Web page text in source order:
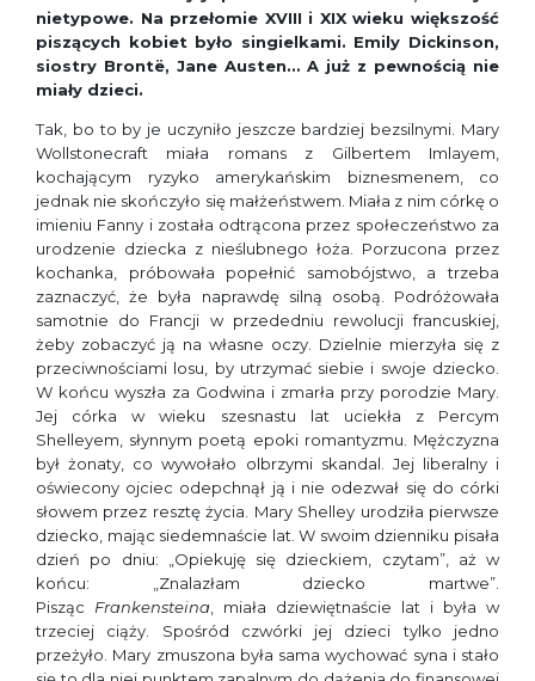
nietypowe. Na przełomie XVIII i XIX wieku większość
piszących kobiet było singielkami. Emily Dickinson,
siostry Brontë, Jane Austen… A już z pewnością nie
miały dzieci.
Tak, bo to by je uczyniło jeszcze bardziej bezsilnymi. Mary
Wollstonecraft miała romans z Gilbertem Imlayem,
kochającym ryzyko amerykańskim biznesmenem, co
jednak nie skończyło się małżeństwem. Miała z nim córkę o
imieniu Fanny i została odtrącona przez społeczeństwo za
urodzenie dziecka z nieślubnego łoża. Porzucona przez
kochanka, próbowała popełnić samobójstwo, a trzeba
zaznaczyć, że była naprawdę silną osobą. Podróżowała
samotnie do Francji w przededniu rewolucji francuskiej,
żeby zobaczyć ją na własne oczy. Dzielnie mierzyła się z
przeciwnościami losu, by utrzymać siebie i swoje dziecko.
W końcu wyszła za Godwina i zmarła przy porodzie Mary.
Jej córka w wieku szesnastu lat uciekła z Percym
Shelleyem, słynnym poetą epoki romantyzmu. Mężczyzna
był żonaty, co wywołało olbrzymi skandal. Jej liberalny i
oświecony ojciec odepchnął ją i nie odezwał się do córki
słowem przez resztę życia. Mary Shelley urodziła pierwsze
dziecko, mając siedemnaście lat. W swoim dzienniku pisała
dzień po dniu: „Opiekuję się dzieckiem, czytam”, aż w
końcu: „Znalazłam dziecko martwe”.
Pisząc Frankensteina
miała dziewiętnaście lat i była w
trzeciej ciąży. Spośród czwórki jej dzieci tylko jedno
przeżyło. Mary zmuszona była sama wychować syna i stało